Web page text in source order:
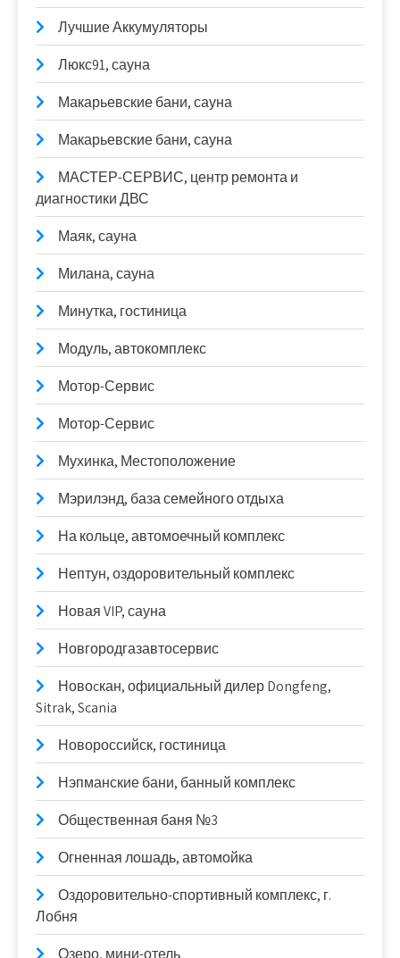
Лучшие Аккумуляторы
Люкс91, сауна
Макарьевские бани, сауна
Макарьевские бани, сауна
МАСТЕР-СЕРВИС, центр ремонта и
диагностики ДВС
Маяк, сауна
Милана, сауна
Минутка, гостиница
Модуль, автокомплекс
Мотор-Сервис
Мотор-Сервис
Мухинка, Местоположение
Мэрилэнд, база семейного отдыха
На кольце, автомоечный комплекс
Нептун, оздоровительный комплекс
Новая VIP, сауна
Новгородгазавтосервис
Новоcкан, официальный дилер Dongfeng,
Sitrak, Scania
Новороссийск, гостиница
Нэпманские бани, банный комплекс
Общественная баня №3
Огненная лошадь, автомойка
Оздоровительно-спортивный комплекс, г.
Лобня
Озеро, мини-отель